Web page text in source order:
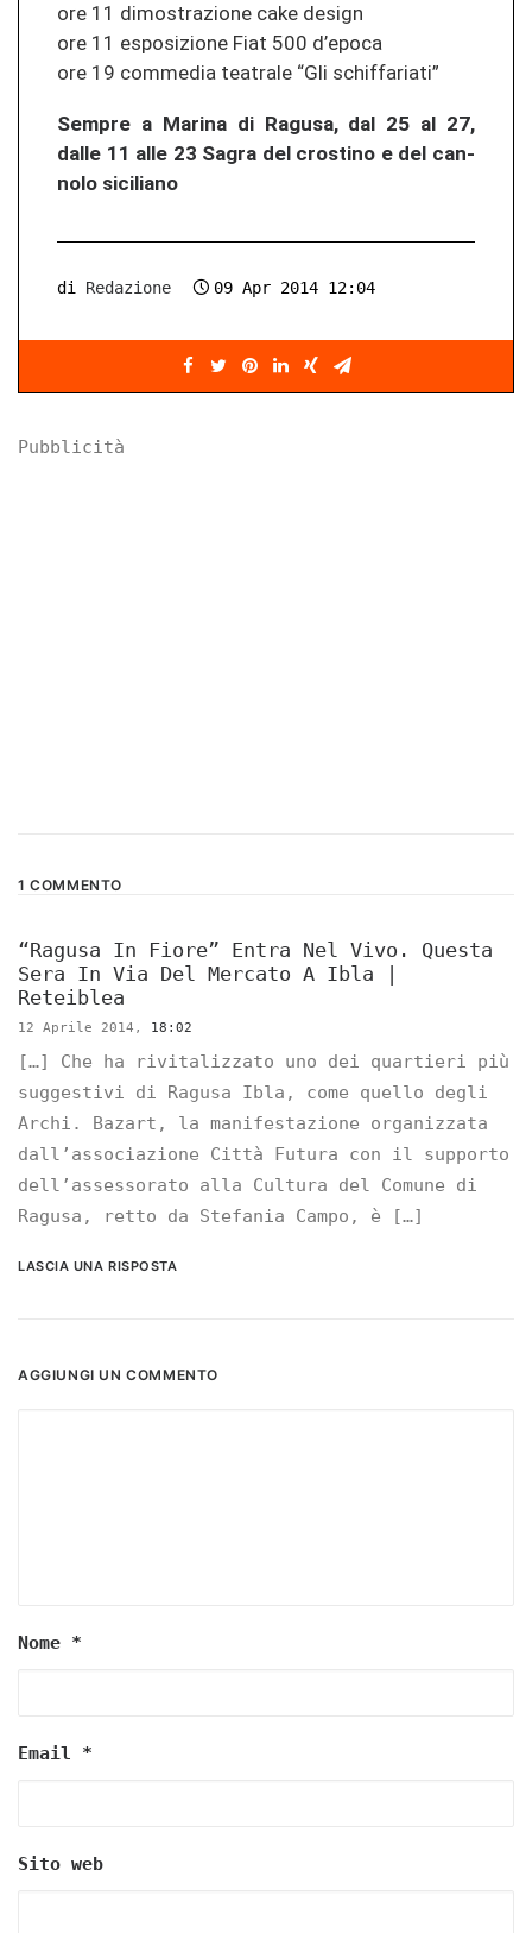
ore 11 di­mos­tra­zio­ne cake de­sign
ore 11 es­po­si­zio­ne Fiat 500 d’epoca
ore 19 com­me­dia tea­tra­le “Gli schif­fa­ria­ti”
Sem­pre a Ma­ri­na di Ra­gu­sa, dal 25 al 27,
dalle 11 alle 23 Sagra del cro­sti­no e del can­
no­lo si­ci­lia­no
di Redazione 09 Apr 2014 12:04
Pubblicità
1 COMMENTO
“Ragusa In Fiore” Entra Nel Vivo. Questa
Sera In Via Del Mercato A Ibla |
Reteiblea
12 Aprile 2014, 18:02
[…] Che ha rivitalizzato uno dei quartieri più
suggestivi di Ragusa Ibla, come quello degli
Archi. Bazart, la manifestazione organizzata
dall’associazione Città Futura con il supporto
dell’assessorato alla Cultura del Comune di
Ragusa, retto da Stefania Campo, è […]
LASCIA UNA RISPOSTA
AGGIUNGI UN COMMENTO
Nome *
Email *
Sito web